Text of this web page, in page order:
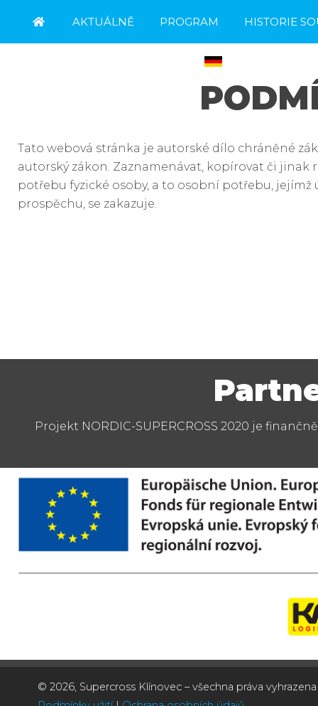
AKTUÁLNĚ PROGRAM HISTORIE
Tato webová stránka je autorské dílo chráněné
autorský zákon. Zaznamenávat, kopírovat či
potřebu fyzické osoby, a to osobní potřebu,
prospěchu, se zakazuje.
Projekt NORDIC-SUPERCROSS 2020 je
© 2026, Supercross Klínovec – všechna práva vyhrazena